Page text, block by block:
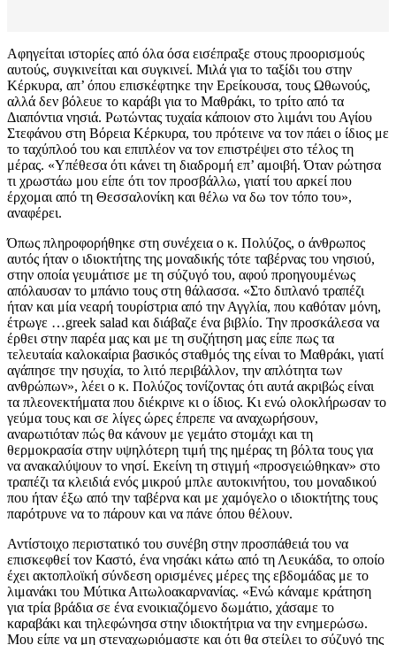
Αφηγείται ιστορίες από όλα όσα εισέπραξε στους προορισμούς
αυτούς, συγκινείται και συγκινεί. Μιλά για το ταξίδι του στην
Κέρκυρα, απ’ όπου επισκέφτηκε την Ερείκουσα, τους Ωθωνούς,
αλλά δεν βόλευε το καράβι για το Μαθράκι, το τρίτο από τα
Διαπόντια νησιά. Ρωτώντας τυχαία κάποιον στο λιμάνι του Αγίου
Στεφάνου στη Βόρεια Κέρκυρα, του πρότεινε να τον πάει ο ίδιος με
το ταχύπλοό του και επιπλέον να τον επιστρέψει στο τέλος τη
μέρας. «Υπέθεσα ότι κάνει τη διαδρομή επ’ αμοιβή. Όταν ρώτησα
τι χρωστάω μου είπε ότι τον προσβάλλω, γιατί του αρκεί που
έρχομαι από τη Θεσσαλονίκη και θέλω να δω τον τόπο του»,
αναφέρει.
Όπως πληροφορήθηκε στη συνέχεια ο κ. Πολύζος, ο άνθρωπος
αυτός ήταν ο ιδιοκτήτης της μοναδικής τότε ταβέρνας του νησιού,
στην οποία γευμάτισε με τη σύζυγό του, αφού προηγουμένως
απόλαυσαν το μπάνιο τους στη θάλασσα. «Στο διπλανό τραπέζι
ήταν και μία νεαρή τουρίστρια από την Αγγλία, που καθόταν μόνη,
έτρωγε …greek salad και διάβαζε ένα βιβλίο. Την προσκάλεσα να
έρθει στην παρέα μας και με τη συζήτηση μας είπε πως τα
τελευταία καλοκαίρια βασικός σταθμός της είναι το Μαθράκι, γιατί
αγάπησε την ησυχία, το λιτό περιβάλλον, την απλότητα των
ανθρώπων», λέει ο κ. Πολύζος τονίζοντας ότι αυτά ακριβώς είναι
τα πλεονεκτήματα που διέκρινε κι ο ίδιος. Κι ενώ ολοκλήρωσαν το
γεύμα τους και σε λίγες ώρες έπρεπε να αναχωρήσουν,
αναρωτιόταν πώς θα κάνουν με γεμάτο στομάχι και τη
θερμοκρασία στην υψηλότερη τιμή της ημέρας τη βόλτα τους για
να ανακαλύψουν το νησί. Εκείνη τη στιγμή «προσγειώθηκαν» στο
τραπέζι τα κλειδιά ενός μικρού μπλε αυτοκινήτου, του μοναδικού
που ήταν έξω από την ταβέρνα και με χαμόγελο ο ιδιοκτήτης τους
παρότρυνε να το πάρουν και να πάνε όπου θέλουν.
Αντίστοιχο περιστατικό του συνέβη στην προσπάθειά του να
επισκεφθεί τον Καστό, ένα νησάκι κάτω από τη Λευκάδα, το οποίο
έχει ακτοπλοϊκή σύνδεση ορισμένες μέρες της εβδομάδας με το
λιμανάκι του Μύτικα Αιτωλοακαρνανίας. «Ενώ κάναμε κράτηση
για τρία βράδια σε ένα ενοικιαζόμενο δωμάτιο, χάσαμε το
καραβάκι και τηλεφώνησα στην ιδιοκτήτρια να την ενημερώσω.
Μου είπε να μη στεναχωριόμαστε και ότι θα στείλει το σύζυγό της